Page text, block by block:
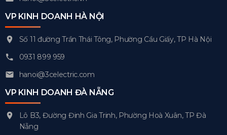
VP KINH DOANH HÀ NỘI
Số 11 đường Trần Thái Tông, Phường Cầu Giấy, TP Hà Nội
0931 899 959
hanoi@3celectric.com
VP KINH DOANH ĐÀ NẴNG
Lô B3, Đường Đinh Gia Trinh, Phường Hoà Xuân, TP Đà
Nẵng